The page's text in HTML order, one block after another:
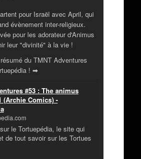
pour Israël avec April, qui
évènement inter-religieux.
pour les adorateur d'Animus
leur "divinité" à la vie !
du TMNT Adventures
! ➡
#53 : The animus
(Archie Comics) -
le Tortuepédia, le site qui
de tout savoir sur les Tortues